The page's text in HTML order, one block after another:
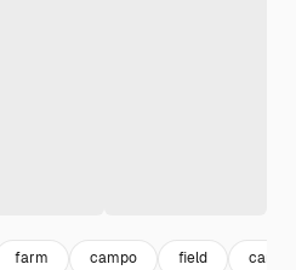
farm campo field